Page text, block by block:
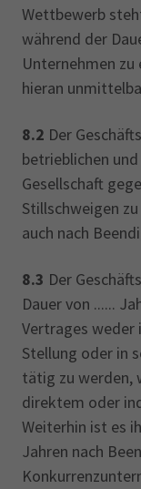
Wettbewerb
während der
Unternehmen zu
hieran
8.2 Der
betrieblichen
Gesellschaft
Stillschweigen
auch nach
8.3 Der
Dauer von ......
Vertrages weder
Stellung oder in
tätig zu werden,
direktem oder
Weiterhin ist es
Jahren nach